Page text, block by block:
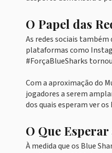
O Papel das
As redes sociais
plataformas como
#ForçaBlueSharks
Com a aproximação do
jogadores a serem
dos quais esperam ver
O Que
À medida que os Blue